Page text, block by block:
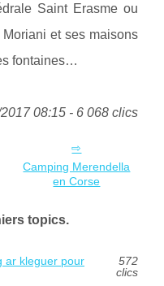
Saint Erasme ou
et ses maisons
fontaines…
08:15 - 6 068 clics
Camping Merendella
en Corse
topics.
ar kleguer pour
572
clics